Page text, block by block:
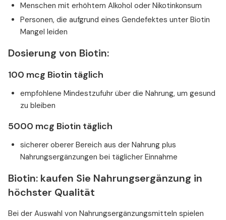
Menschen mit erhöhtem Alkohol oder Nikotinkonsum
Personen, die aufgrund eines Gendefektes unter Biotin
Mangel leiden
Dosierung von Biotin:
100 mcg Biotin täglich
empfohlene Mindestzufuhr über die Nahrung, um gesund
zu bleiben
5000 mcg Biotin täglich
sicherer oberer Bereich aus der Nahrung plus
Nahrungsergänzungen bei täglicher Einnahme
Biotin: kaufen Sie Nahrungsergänzung in
höchster Qualität
Bei der Auswahl von Nahrungsergänzungsmitteln spielen